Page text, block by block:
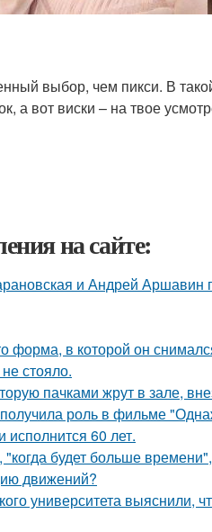
выбор, чем пикси. В
а вот виски – на твое
на сайте:
и Андрей Аршавин
форма, в которой он
стояло.
пачками жрут в зале,
роль в фильме
60 лет.
будет больше
движений?
университета выяснили,